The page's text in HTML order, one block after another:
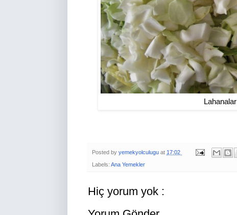
Posted by yemekyolculugu at 17:02
Labels: Ana Yemekler
Hiç yorum yok :